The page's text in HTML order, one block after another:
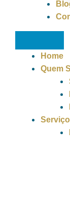
Home
Quem